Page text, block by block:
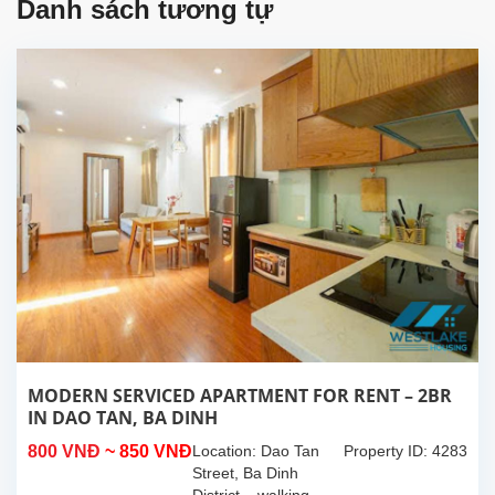
Danh sách tương tự
MODERN SERVICED APARTMENT FOR RENT – 2BR
IN DAO TAN, BA DINH
800 VNĐ ~ 850 VNĐ Property ID: 4283
Location: Dao Tan
Street, Ba Dinh